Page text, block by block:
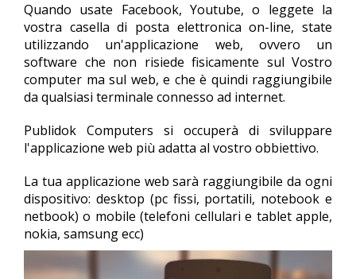
Quando usate Facebook, Youtube, o leggete la
vostra casella di posta elettronica on-line, state
utilizzando un'applicazione web, ovvero un
software che non risiede fisicamente sul Vostro
computer ma sul web, e che è quindi raggiungibile
da qualsiasi terminale connesso ad internet.
Publidok Computers si occuperà di sviluppare
l'applicazione web più adatta al vostro obbiettivo.
La tua applicazione web sarà raggiungibile da ogni
dispositivo: desktop (pc fissi, portatili, notebook e
netbook) o mobile (telefoni cellulari e tablet apple,
nokia, samsung ecc)